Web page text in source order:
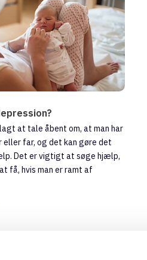
at tale åbent om, at man har
far, og det kan gøre det
Det er vigtigt at søge hjælp,
få, hvis man er ramt af